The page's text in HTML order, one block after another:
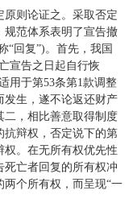
则论证之。采取否定
规范体系表明了宣告撤
“回复”)。首先，我国
宣告之日起自行恢
用于第53条第1款调整
发生，遂不论返还财产
二，相比善意取得制度
抗辩权，否定说下的第
权。在无所有权优先性
亡者回复的所有权冲
个所有权，而呈现“一